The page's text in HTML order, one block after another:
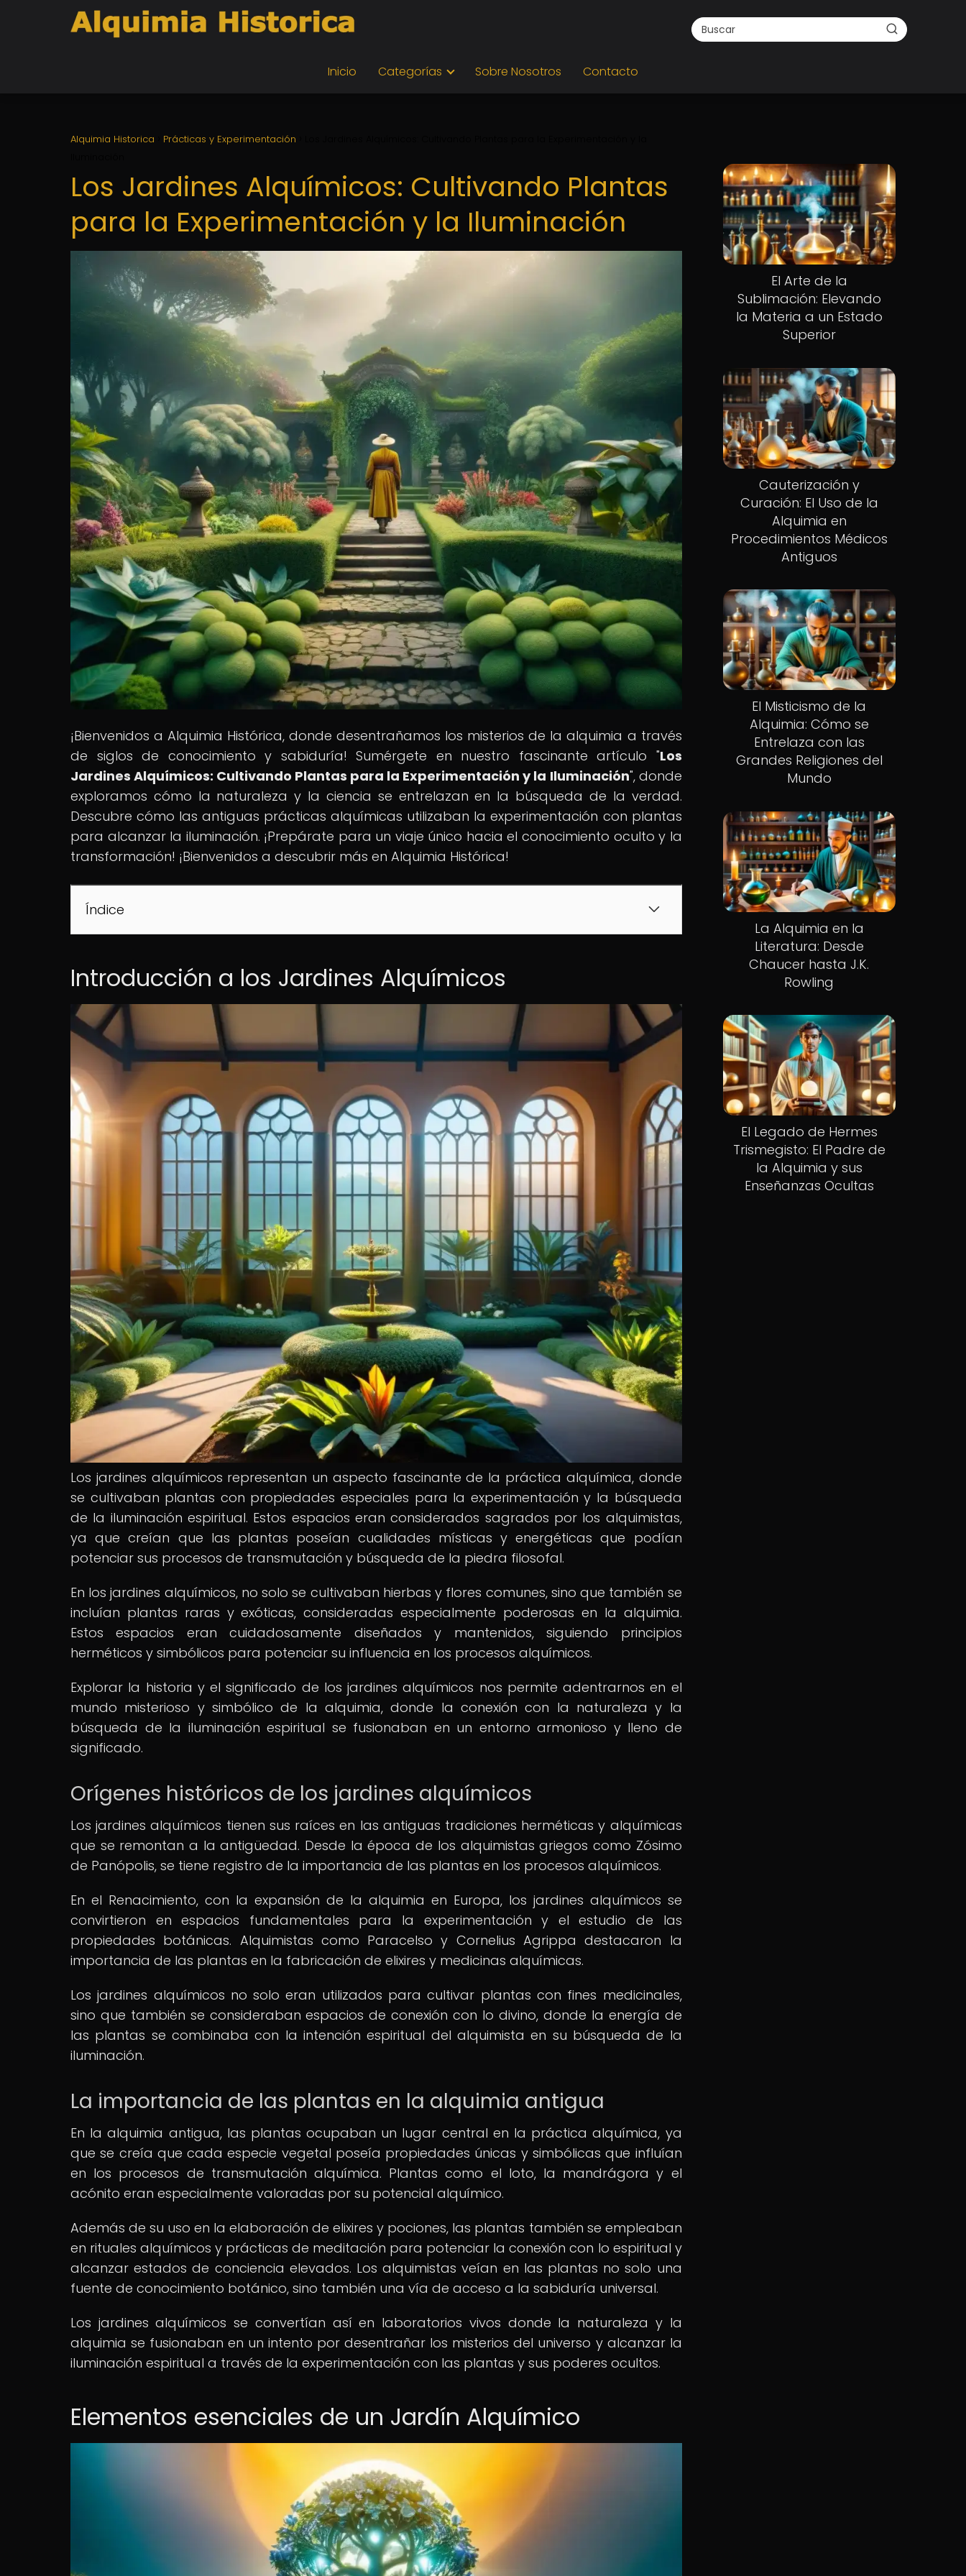
Inicio Categorías Sobre Nosotros Contacto
Alquimia Historica Prácticas y Experimentación
Los Jardines Alquímicos: Cultivando Plantas
para la Experimentación y la Iluminación
¡Bienvenidos a Alquimia Histórica, donde desentrañamos los misterios de la alquimia a través
de siglos de conocimiento y sabiduría! Sumérgete en nuestro fascinante artículo "Los
Jardines Alquímicos: Cultivando Plantas para la Experimentación y la Iluminación", donde
exploramos cómo la naturaleza y la ciencia se entrelazan en la búsqueda de la verdad.
Descubre cómo las antiguas prácticas alquímicas utilizaban la experimentación con plantas
para alcanzar la iluminación. ¡Prepárate para un viaje único hacia el conocimiento oculto y la
transformación! ¡Bienvenidos a descubrir más en Alquimia Histórica!
Índice
Introducción a los Jardines Alquímicos
Los jardines alquímicos representan un aspecto fascinante de la práctica alquímica, donde
se cultivaban plantas con propiedades especiales para la experimentación y la búsqueda
de la iluminación espiritual. Estos espacios eran considerados sagrados por los alquimistas,
ya que creían que las plantas poseían cualidades místicas y energéticas que podían
potenciar sus procesos de transmutación y búsqueda de la piedra filosofal.
En los jardines alquímicos, no solo se cultivaban hierbas y flores comunes, sino que también se
incluían plantas raras y exóticas, consideradas especialmente poderosas en la alquimia.
Estos espacios eran cuidadosamente diseñados y mantenidos, siguiendo principios
herméticos y simbólicos para potenciar su influencia en los procesos alquímicos.
Explorar la historia y el significado de los jardines alquímicos nos permite adentrarnos en el
mundo misterioso y simbólico de la alquimia, donde la conexión con la naturaleza y la
búsqueda de la iluminación espiritual se fusionaban en un entorno armonioso y lleno de
significado.
Orígenes históricos de los jardines alquímicos
Los jardines alquímicos tienen sus raíces en las antiguas tradiciones herméticas y alquímicas
que se remontan a la antigüedad. Desde la época de los alquimistas griegos como Zósimo
de Panópolis, se tiene registro de la importancia de las plantas en los procesos alquímicos.
En el Renacimiento, con la expansión de la alquimia en Europa, los jardines alquímicos se
convirtieron en espacios fundamentales para la experimentación y el estudio de las
propiedades botánicas. Alquimistas como Paracelso y Cornelius Agrippa destacaron la
importancia de las plantas en la fabricación de elixires y medicinas alquímicas.
Los jardines alquímicos no solo eran utilizados para cultivar plantas con fines medicinales,
sino que también se consideraban espacios de conexión con lo divino, donde la energía de
las plantas se combinaba con la intención espiritual del alquimista en su búsqueda de la
iluminación.
La importancia de las plantas en la alquimia antigua
En la alquimia antigua, las plantas ocupaban un lugar central en la práctica alquímica, ya
que se creía que cada especie vegetal poseía propiedades únicas y simbólicas que influían
en los procesos de transmutación alquímica. Plantas como el loto, la mandrágora y el
acónito eran especialmente valoradas por su potencial alquímico.
Además de su uso en la elaboración de elixires y pociones, las plantas también se empleaban
en rituales alquímicos y prácticas de meditación para potenciar la conexión con lo espiritual y
alcanzar estados de conciencia elevados. Los alquimistas veían en las plantas no solo una
fuente de conocimiento botánico, sino también una vía de acceso a la sabiduría universal.
Los jardines alquímicos se convertían así en laboratorios vivos donde la naturaleza y la
alquimia se fusionaban en un intento por desentrañar los misterios del universo y alcanzar la
iluminación espiritual a través de la experimentación con las plantas y sus poderes ocultos.
Elementos esenciales de un Jardín Alquímico
El Arte de la
Sublimación: Elevando
la Materia a un Estado
Superior
Cauterización y
Curación: El Uso de la
Alquimia en
Procedimientos Médicos
Antiguos
El Misticismo de la
Alquimia: Cómo se
Entrelaza con las
Grandes Religiones del
Mundo
La Alquimia en la
Literatura: Desde
Chaucer hasta J.K.
Rowling
El Legado de Hermes
Trismegisto: El Padre de
la Alquimia y sus
Enseñanzas Ocultas